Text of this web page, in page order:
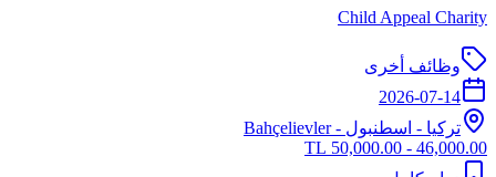
Child Appeal Charity
وظائف أخرى
2026-07-14
تركيا - اسطنبول - Bahçelievler
46,000.00 - 50,000.00 TL